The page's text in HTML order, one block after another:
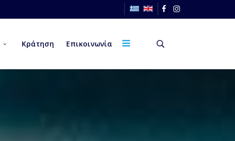
Κράτηση Επικοινωνία